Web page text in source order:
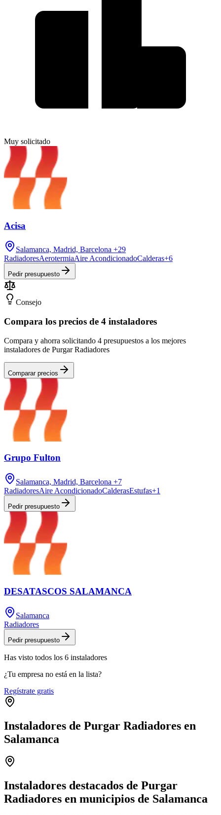
Muy solicitado
Acisa
Salamanca, Madrid, Barcelona +29
RadiadoresAerotermiaAire AcondicionadoCalderas+6
Pedir presupuesto
Consejo
Compara los precios de 4 instaladores
Compara y ahorra solicitando 4 presupuestos a los mejores
instaladores de Purgar Radiadores
Comparar precios
Grupo Fulton
Salamanca, Madrid, Barcelona +7
RadiadoresAire AcondicionadoCalderasEstufas+1
Pedir presupuesto
DESATASCOS SALAMANCA
Salamanca
Radiadores
Pedir presupuesto
Has visto todos los 6 instaladores
¿Tu empresa no está en la lista?
Regístrate gratis
Instaladores de Purgar Radiadores en
Salamanca
−
Instaladores destacados de Purgar
Radiadores en municipios de Salamanca